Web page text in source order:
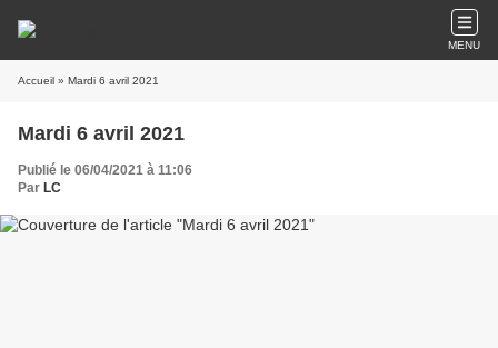
MENU
Accueil » Mardi 6 avril 2021
Mardi 6 avril 2021
Publié le 06/04/2021 à 11:06
Par LC